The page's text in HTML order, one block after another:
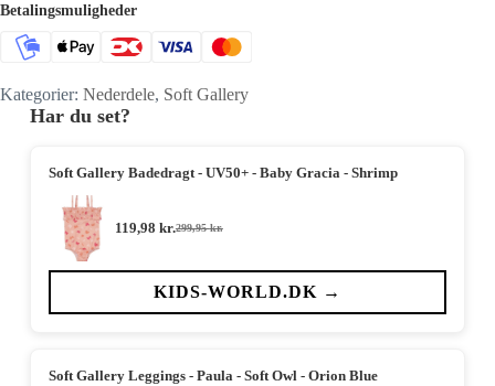
Betalingsmuligheder
Kategorier: Nederdele, Soft Gallery
Har du set?
Soft Gallery Badedragt - UV50+ - Baby Gracia - Shrimp
299,95kr.
Den
pris
var:
119,98 kr.Den
pris
er:
KIDS-WORLD.DK →
Soft Gallery Leggings - Paula - Soft Owl - Orion Blue